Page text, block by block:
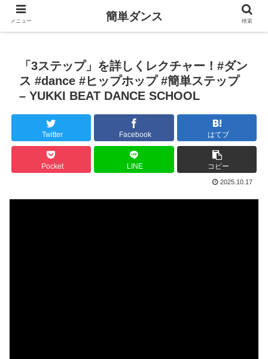
「3ステップ」を詳しくレクチャー！#ダン
ス #dance #ヒップホップ #簡単ステップ
– YUKKI BEAT DANCE SCHOOL
Twitter Facebook はてブ
Pocket LINE コピー
2025.10.17
メニュー 簡単ダンス 検索